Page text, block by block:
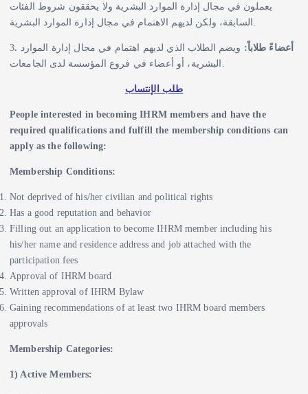
يعملون في مجال إدارة الموارد البشرية ولا يحققون شروط الفئات
3 . أعضاءً طلاباً: ويضم الطلاب الذي لديهم اهتمام في مجال إدارة الموارد
طلب الإنتساب
People interested in becoming IHRM members and have the
required qualifications and fulfill the membership conditions can
apply as the following:
Membership Conditions:
Not deprived of his/her civilian and political rights
Has a good reputation and behavior
Filling out an application to become IHRM member including his
his/her name and residence address and job attached with the
participation fees
Approval of IHRM board
Written approval of IHRM Bylaw
Gaining recommendations of at least two IHRM board members
approvals
Membership Categories:
1) Active Members: